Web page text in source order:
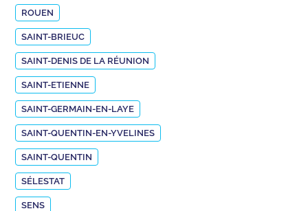
ROUEN
SAINT-BRIEUC
SAINT-DENIS DE LA RÉUNION
SAINT-ETIENNE
SAINT-GERMAIN-EN-LAYE
SAINT-QUENTIN-EN-YVELINES
SAINT-QUENTIN
SÉLESTAT
SENS